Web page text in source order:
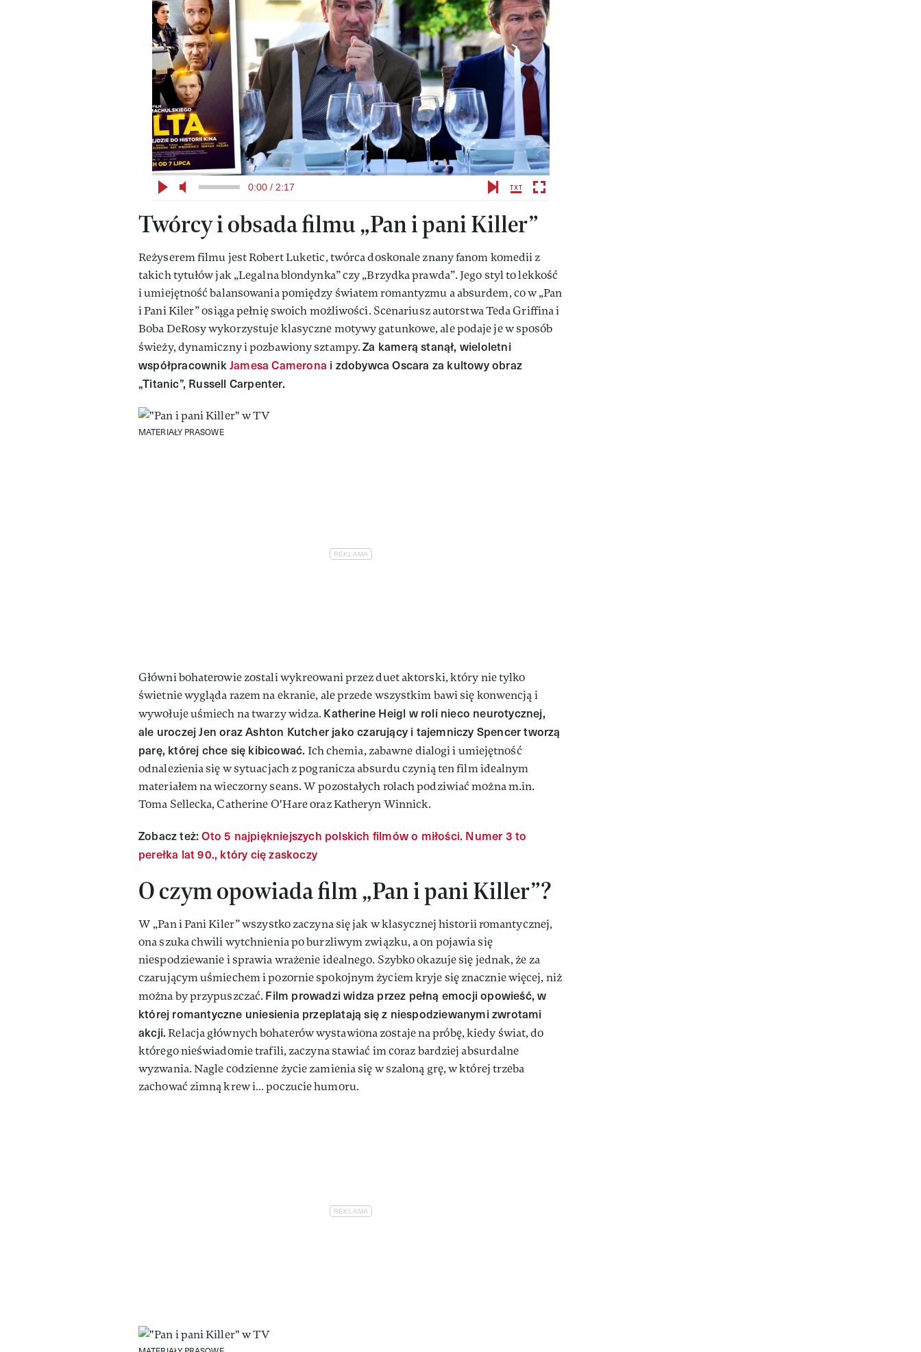
0:00 / 2:17
Twórcy i obsada filmu „Pan i pani Killer”
Reżyserem filmu jest Robert Luketic, twórca doskonale znany fanom komedii z
takich tytułów jak „Legalna blondynka” czy „Brzydka prawda”. Jego styl to lekkość
i umiejętność balansowania pomiędzy światem romantyzmu a absurdem, co w „Pan
i Pani Kiler” osiąga pełnię swoich możliwości. Scenariusz autorstwa Teda Griffina i
Boba DeRosy wykorzystuje klasyczne motywy gatunkowe, ale podaje je w sposób
świeży, dynamiczny i pozbawiony sztampy.Za kamerą stanął, wieloletni
współpracownikJamesa Camerona i zdobywca Oscara za kultowy obraz
„Titanic”, Russell Carpenter.
MATERIAŁY PRASOWE
Główni bohaterowie zostali wykreowani przez duet aktorski, który nie tylko
świetnie wygląda razem na ekranie, ale przede wszystkim bawi się konwencją i
wywołuje uśmiech na twarzy widza. Katherine Heigl w roli nieco neurotycznej,
ale uroczej Jen oraz Ashton Kutcher jako czarujący i tajemniczy Spencer tworzą
parę, której chce się kibicować. Ich chemia, zabawne dialogi i umiejętność
odnalezienia się w sytuacjach z pogranicza absurdu czynią ten film idealnym
materiałem na wieczorny seans. W pozostałych rolach podziwiać można m.in.
Toma Sellecka, Catherine O'Hare oraz Katheryn Winnick.
Zobacz też:Oto 5 najpiękniejszych polskich filmów o miłości. Numer 3 to
perełka lat 90., który cię zaskoczy
O czym opowiada film „Pan i pani Killer”?
W „Pan i Pani Kiler” wszystko zaczyna się jak w klasycznej historii romantycznej,
ona szuka chwili wytchnienia po burzliwym związku, a on pojawia się
niespodziewanie i sprawia wrażenie idealnego. Szybko okazuje się jednak, że za
czarującym uśmiechem i pozornie spokojnym życiem kryje się znacznie więcej, niż
można by przypuszczać. Film prowadzi widza przez pełną emocji opowieść, w
której romantyczne uniesienia przeplatają się z niespodziewanymi zwrotami
akcji.Relacja głównych bohaterów wystawiona zostaje na próbę, kiedy świat, do
którego nieświadomie trafili, zaczyna stawiać im coraz bardziej absurdalne
wyzwania. Nagle codzienne życie zamienia się w szaloną grę, w której trzeba
zachować zimną krew i… poczucie humoru.